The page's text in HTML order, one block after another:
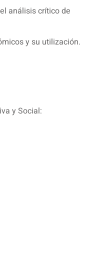
análisis crítico de
y su utilización.
y Social: